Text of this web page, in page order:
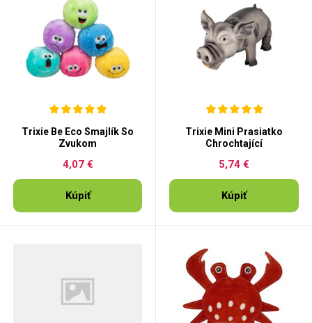
Trixie Be Eco Smajlík So
Zvukom
4,07 €
Kúpiť
Trixie Mini Prasiatko
Chrochtající
5,74 €
Kúpiť